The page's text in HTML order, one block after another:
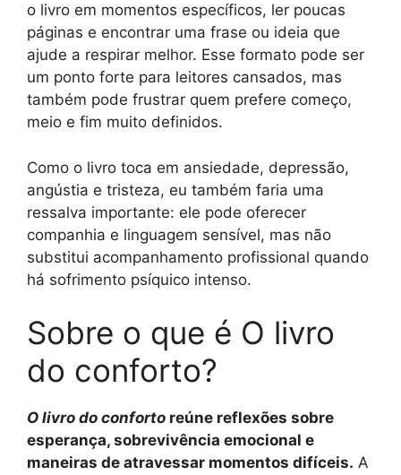
o livro em momentos específicos, ler poucas
páginas e encontrar uma frase ou ideia que
ajude a respirar melhor. Esse formato pode ser
um ponto forte para leitores cansados, mas
também pode frustrar quem prefere começo,
meio e fim muito definidos.
Como o livro toca em ansiedade, depressão,
angústia e tristeza, eu também faria uma
ressalva importante: ele pode oferecer
companhia e linguagem sensível, mas não
substitui acompanhamento profissional quando
há sofrimento psíquico intenso.
Sobre o que é O livro
do conforto?
O livro do conforto reúne reflexões sobre
esperança, sobrevivência emocional e
maneiras de atravessar momentos difíceis. A